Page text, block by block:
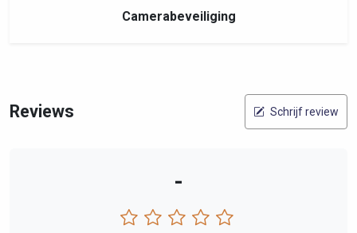
Camerabeveiliging
Reviews Schrijf review
-